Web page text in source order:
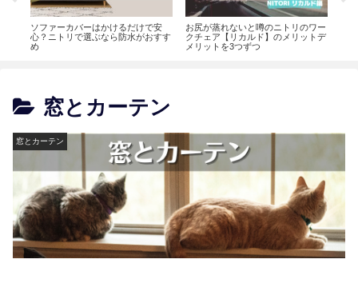
お尻が蒸れないと噂のニトリのワー
クチェア【リカルド】のメリットデ
メリットを3つずつ
ニトリのいびきが止まる枕の評判や
口コミに注意点。マットとの相性も
リビング
見せる方
窓とカーテン
窓とカーテン